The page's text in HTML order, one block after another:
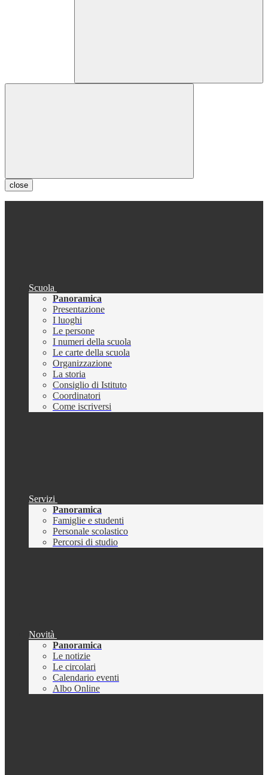
close
Scuola
Panoramica
Presentazione
I luoghi
Le persone
I numeri della scuola
Le carte della scuola
Organizzazione
La storia
Consiglio di Istituto
Coordinatori
Come iscriversi
Servizi
Panoramica
Famiglie e studenti
Personale scolastico
Percorsi di studio
Novità
Panoramica
Le notizie
Le circolari
Calendario eventi
Albo Online